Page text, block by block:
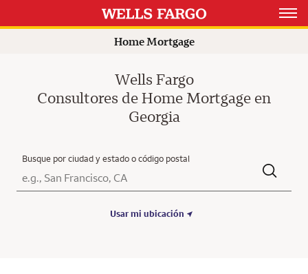
Open
Home Mortgage
Wells Fargo
Consultores de Home Mortgage en
Georgia
Busque por ciudad y estado o código postal
Ciudad, Estado/Provincia, Código postal o Ciudad y País
Submit a search.
Usar mi ubicación